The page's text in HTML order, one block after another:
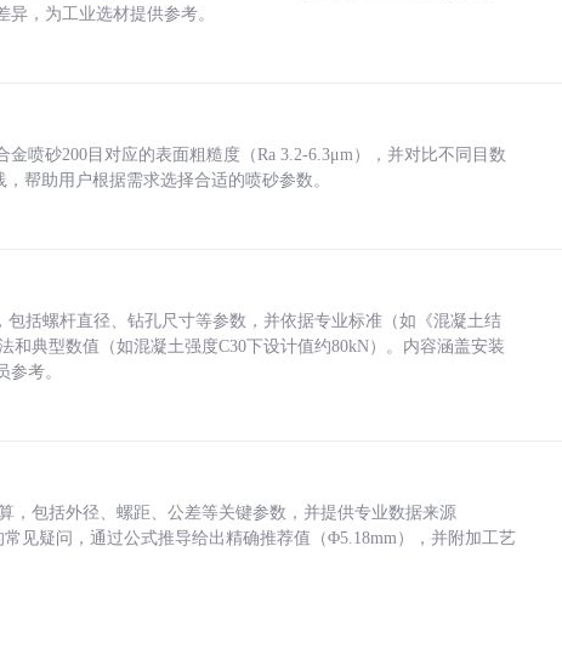
，为工业选材提供参考。
喷砂200目对应的表面粗糙度（Ra 3.2-6.3μm），并对比不同目数
帮助用户根据需求选择合适的喷砂参数。
括螺杆直径、钻孔尺寸等参数，并依据专业标准（如《混凝土结
和典型数值（如混凝土强度C30下设计值约80kN）。内容涵盖安装
考。
，包括外径、螺距、公差等关键参数，并提供专业数据来源
常见疑问，通过公式推导给出精确推荐值（Φ5.18mm），并附加工艺